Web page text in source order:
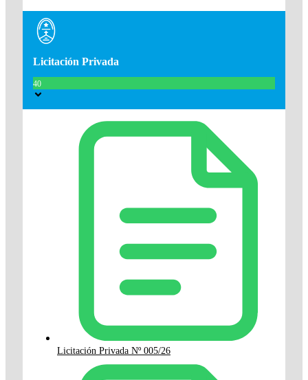
Licitación Privada
40
Licitación Privada Nº 005/26